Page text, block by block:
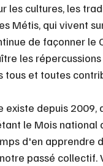
les cultures, les
Métis, qui vivent
de façonner le
les
tous et toutes
existe depuis 2009,
le Mois national
d'en apprendre
passé